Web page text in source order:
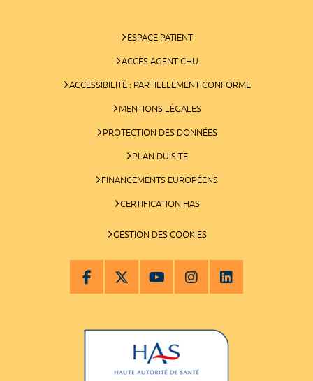
ESPACE PATIENT
ACCÈS AGENT CHU
ACCESSIBILITÉ : PARTIELLEMENT CONFORME
MENTIONS LÉGALES
PROTECTION DES DONNÉES
PLAN DU SITE
FINANCEMENTS EUROPÉENS
CERTIFICATION HAS
GESTION DES COOKIES